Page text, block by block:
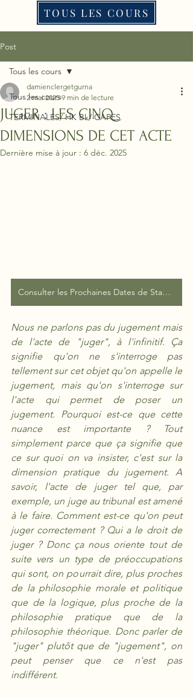
TOUS LES COURS
Post
Tous les cours
TERMINALES/ HK BL/ CAPES
Tous les cours
JUGER : LES CINQ
DIMENSIONS DE CET ACTE
damienclergetgurna
2 mai 2025 9 min de lecture
Dernière mise à jour : 6 déc. 2025
Consulter les Prochaines Dates de Stages
Nous ne parlons pas du jugement mais
de l'acte de "juger", à l'infinitif. Ça
signifie qu'on ne s'interroge pas
tellement sur cet objet qu'on appelle le
jugement, mais qu'on s'interroge sur
l'acte qui permet de poser un
jugement. Pourquoi est-ce que cette
nuance est importante ? Tout
simplement parce que ça signifie que
ce sur quoi on va insister, c'est sur la
dimension pratique du jugement. A
savoir, l'acte de juger tel que, par
exemple, un juge au tribunal est amené
à le faire. Comment est-ce qu'on peut
juger correctement ? Qui a le droit de
juger ? Donc ça nous oriente tout de
suite vers un type de préoccupations
qui sont, on pourrait dire, plus proches
de la philosophie morale et politique
que de la logique, plus proche de la
philosophie pratique que de la
philosophie théorique. Donc parler de
"juger" plutôt que de "jugement", on
peut penser que ce n'est pas
indifférent.